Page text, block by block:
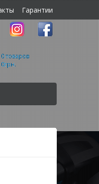
Гарантии
0 товаров
0грн.